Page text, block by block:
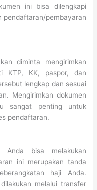
ini bisa dilengkapi
pendaftaran/pembayaran
diminta mengirimkan
KTP, KK, paspor, dan
lengkap dan sesuai
Mengirimkan dokumen
sangat penting untuk
pendaftaran.
Anda bisa melakukan
ini merupakan tanda
haji Anda.
melalui transfer